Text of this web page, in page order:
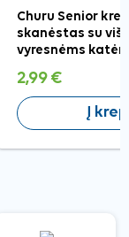
Churu Senior
skanėstas su
vyresnėms
2,99 €
Į